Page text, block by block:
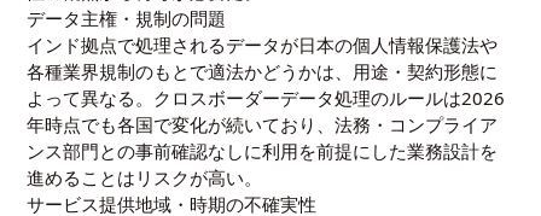
データ主権・規制の問題
インド拠点で処理されるデータが日本の個人情報保護法や
各種業界規制のもとで適法かどうかは、用途・契約形態に
よって異なる。クロスボーダーデータ処理のルールは2026
年時点でも各国で変化が続いており、法務・コンプライア
ンス部門との事前確認なしに利用を前提にした業務設計を
進めることはリスクが高い。
サービス提供地域・時期の不確実性